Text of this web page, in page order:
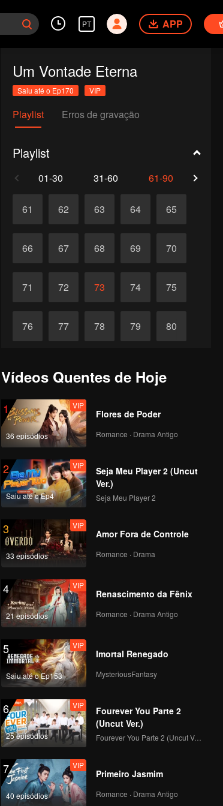
PT APP
Um Vontade Eterna
Saiu até o Ep170 VIP
Playlist Erros de gravação
Playlist
01-30 31-60 61-90
61 62 63 64 65
66 67 68 69 70
71 72 73 74 75
76 77 78 79 80
86 87
Vídeos Quentes de Hoje
1
36 episódios
VIP
Flores de Poder
Romance · Drama Antigo
2
Saiu até o Ep4
VIP
Seja Meu Player 2 (Uncut
Ver.)
Seja Meu Player 2
3
33 episódios
VIP
Amor Fora de Controle
Romance · Drama
4
21 episódios
VIP
Renascimento da Fênix
Romance · Drama Antigo
5
Saiu até o Ep153
VIP
Imortal Renegado
MysteriousFantasy
6
25 episódios
VIP
Fourever You Parte 2
(Uncut Ver.)
Fourever You Parte 2 (Uncut Ver.)
7
40 episódios
VIP
Primeiro Jasmim
Romance · Drama Antigo